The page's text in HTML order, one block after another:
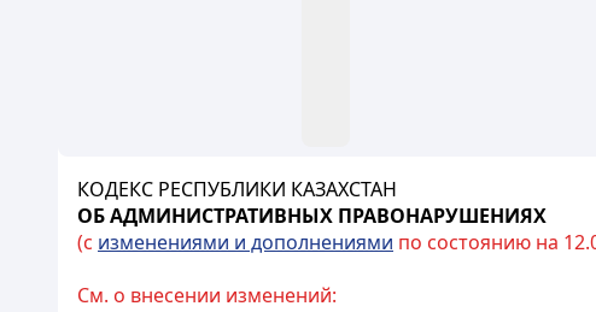
КОДЕКС РЕСПУБЛИКИ КАЗАХСТАН
ОБ АДМИНИСТРАТИВНЫХ ПРАВОНАРУШЕНИЯХ
(с изменениями и дополнениями по состоянию на
См. о внесении изменений: